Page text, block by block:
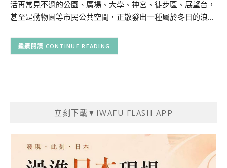
活再常見不過的公園、廣場、大學、神宮、徒步區、展望台，
甚至是動物園等市民公共空間，正散發出一種屬於冬日的浪…
CONTINUE READING
立刻下載▼IWAFU FLASH APP